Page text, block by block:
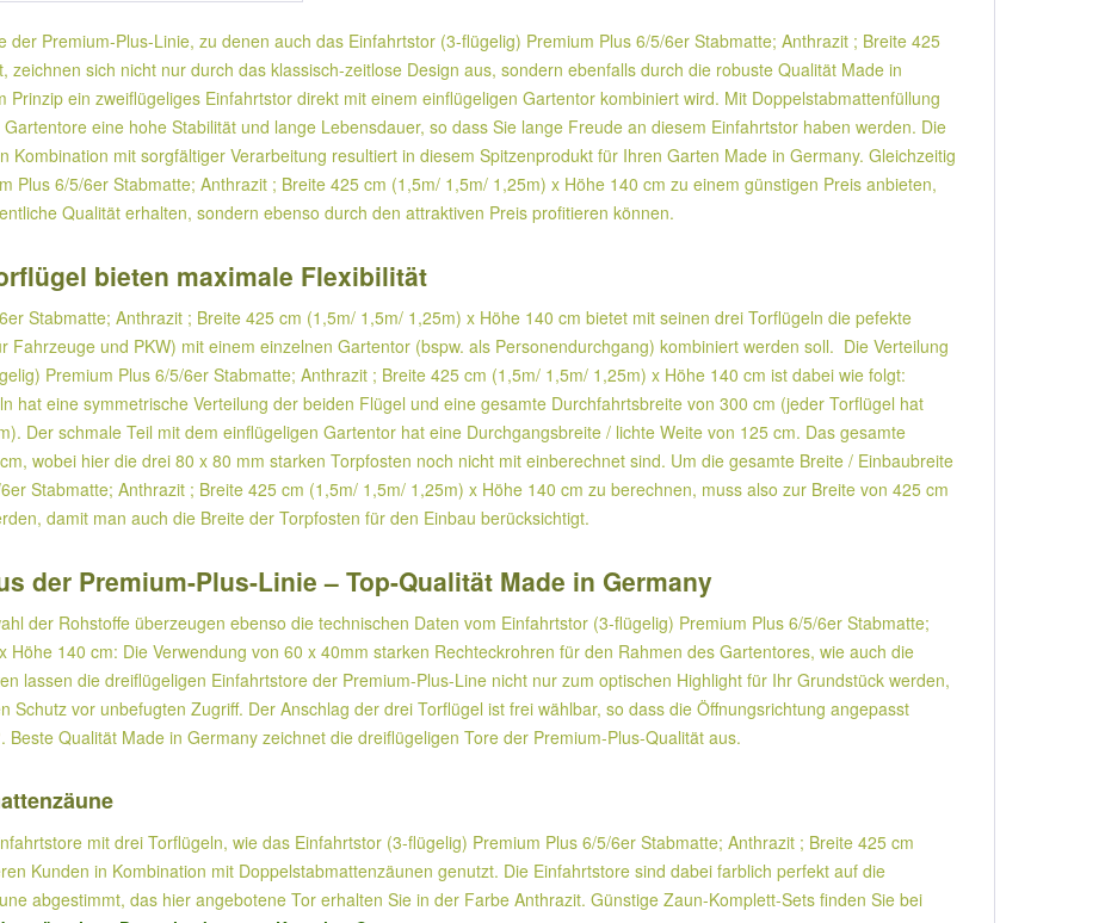
Premium-Plus-Linie, zu denen auch das Einfahrtstor (3-flügelig) Premium Plus 6/5/6er Stabmatte; Anthrazit ; Breite 425
sich nicht nur durch das klassisch-zeitlose Design aus, sondern ebenfalls durch die robuste Qualität Made in
ein zweiflügeliges Einfahrtstor direkt mit einem einflügeligen Gartentor kombiniert wird. Mit Doppelstabmattenfüllung
eine hohe Stabilität und lange Lebensdauer, so dass Sie lange Freude an diesem Einfahrtstor haben werden. Die
Kombination mit sorgfältiger Verarbeitung resultiert in diesem Spitzenprodukt für Ihren Garten Made in Germany. Gleichzeitig
Plus 6/5/6er Stabmatte; Anthrazit ; Breite 425 cm (1,5m/ 1,5m/ 1,25m) x Höhe 140 cm zu einem günstigen Preis anbieten,
Qualität erhalten, sondern ebenso durch den attraktiven Preis profitieren können.
bieten maximale Flexibilität
Stabmatte; Anthrazit ; Breite 425 cm (1,5m/ 1,5m/ 1,25m) x Höhe 140 cm bietet mit seinen drei Torflügeln die pefekte
Fahrzeuge und PKW) mit einem einzelnen Gartentor (bspw. als Personendurchgang) kombiniert werden soll. Die Verteilung
Premium Plus 6/5/6er Stabmatte; Anthrazit ; Breite 425 cm (1,5m/ 1,5m/ 1,25m) x Höhe 140 cm ist dabei wie folgt:
hat eine symmetrische Verteilung der beiden Flügel und eine gesamte Durchfahrtsbreite von 300 cm (jeder Torflügel hat
Der schmale Teil mit dem einflügeligen Gartentor hat eine Durchgangsbreite / lichte Weite von 125 cm. Das gesamte
wobei hier die drei 80 x 80 mm starken Torpfosten noch nicht mit einberechnet sind. Um die gesamte Breite / Einbaubreite
Stabmatte; Anthrazit ; Breite 425 cm (1,5m/ 1,5m/ 1,25m) x Höhe 140 cm zu berechnen, muss also zur Breite von 425 cm
damit man auch die Breite der Torpfosten für den Einbau berücksichtigt.
der Premium-Plus-Linie – Top-Qualität Made in Germany
der Rohstoffe überzeugen ebenso die technischen Daten vom Einfahrtstor (3-flügelig) Premium Plus 6/5/6er Stabmatte;
140 cm: Die Verwendung von 60 x 40mm starken Rechteckrohren für den Rahmen des Gartentores, wie auch die
lassen die dreiflügeligen Einfahrtstore der Premium-Plus-Line nicht nur zum optischen Highlight für Ihr Grundstück werden,
Schutz vor unbefugten Zugriff. Der Anschlag der drei Torflügel ist frei wählbar, so dass die Öffnungsrichtung angepasst
Qualität Made in Germany zeichnet die dreiflügeligen Tore der Premium-Plus-Qualität aus.
mit drei Torflügeln, wie das Einfahrtstor (3-flügelig) Premium Plus 6/5/6er Stabmatte; Anthrazit ; Breite 425 cm
Kunden in Kombination mit Doppelstabmattenzäunen genutzt. Die Einfahrtstore sind dabei farblich perfekt auf die
abgestimmt, das hier angebotene Tor erhalten Sie in der Farbe Anthrazit. Günstige Zaun-Komplett-Sets finden Sie bei